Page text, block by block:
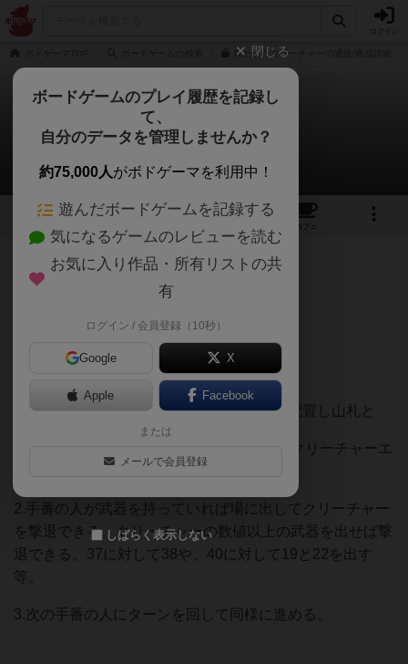
呪われたクリーチャーの通販/商品詳細
呪われたクリーチャー
きゃぷさんのルール/インスト
6 9
カフェ
79名 0名 0 12ヶ月前
1.人数に応じて結界を展開する。
2〜3人は4枚、4〜5人は5枚。
2.クリーチャーと武器を取りやすい位置に配置し山札と
武器なら手札に加える。クリーチャーならクリーチャーエ
リアに配置する。
2.手番の人が武器を持っていれば場に出してクリーチャー
を撃退できる。クリーチャーの数値以上の武器を出せば撃
退できる。37に対して38や、40に対して19と22を出す
等。
3.次の手番の人にターンを回して同様に進める。
閉じる
ボードゲームのプレイ履歴を記録し
て、
自分のデータを管理しませんか？
約75,000人がボドゲーマを利用中！
遊んだボードゲームを記録する
気になるゲームのレビューを読む
お気に入り作品・所有リストの共
有
ログイン / 会員登録（10秒）
Google X
Apple Facebook
または
メールで会員登録
しばらく表示しない